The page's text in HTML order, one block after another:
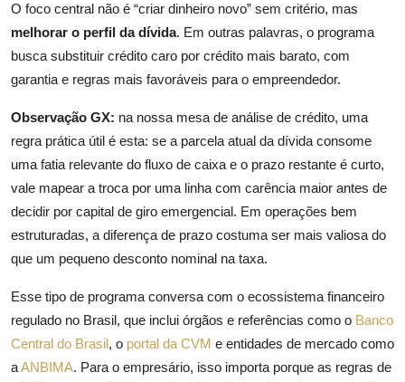
O foco central não é “criar dinheiro novo” sem critério, mas
melhorar o perfil da dívida. Em outras palavras, o programa
busca substituir crédito caro por crédito mais barato, com
garantia e regras mais favoráveis para o empreendedor.
Observação GX: na nossa mesa de análise de crédito, uma
regra prática útil é esta: se a parcela atual da dívida consome
uma fatia relevante do fluxo de caixa e o prazo restante é curto,
vale mapear a troca por uma linha com carência maior antes de
decidir por capital de giro emergencial. Em operações bem
estruturadas, a diferença de prazo costuma ser mais valiosa do
que um pequeno desconto nominal na taxa.
Esse tipo de programa conversa com o ecossistema financeiro
regulado no Brasil, que inclui órgãos e referências como o Banco
Central do Brasil, o portal da CVM e entidades de mercado como
aANBIMA. Para o empresário, isso importa porque as regras de